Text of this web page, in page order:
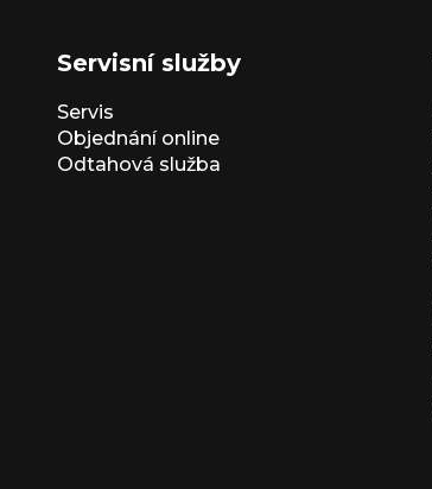
Servisní služby
Servis
Objednání online
Odtahová služba